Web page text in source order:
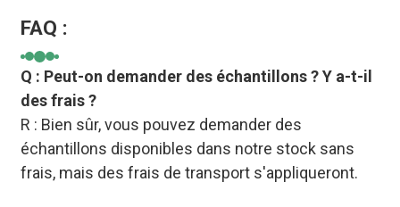
FAQ :
Q : Peut-on demander des échantillons ? Y a-t-il
des frais ?
R : Bien sûr, vous pouvez demander des
échantillons disponibles dans notre stock sans
frais, mais des frais de transport s'appliqueront.